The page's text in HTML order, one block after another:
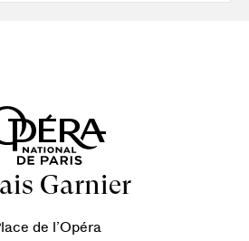
Garnier
de l’Opéra